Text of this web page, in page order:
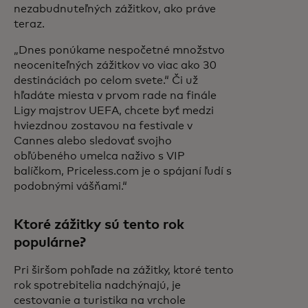
nezabudnuteľných zážitkov, ako práve
teraz.
„Dnes ponúkame nespočetné množstvo
neoceniteľných zážitkov vo viac ako 30
destináciách po celom svete.“ Či už
hľadáte miesta v prvom rade na finále
Ligy majstrov UEFA, chcete byť medzi
hviezdnou zostavou na festivale v
Cannes alebo sledovať svojho
obľúbeného umelca naživo s VIP
balíčkom, Priceless.com je o spájaní ľudí s
podobnými vášňami.“
Ktoré zážitky sú tento rok
populárne?
Pri širšom pohľade na zážitky, ktoré tento
rok spotrebitelia nadchýnajú, je
cestovanie a turistika na vrchole